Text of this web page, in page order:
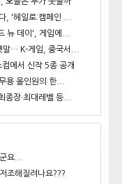
, '헤일로:캠페인 ...
뉴 데이', 게임에...
말… K-게임, 중국서...
에서 신작 5종 공개
올인원의 한...
종장·최대레벨 등...
요...
조해질려나요???